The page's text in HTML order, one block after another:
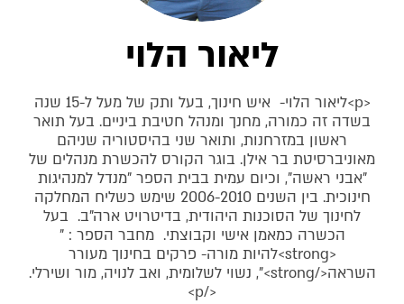
ליאור הלוי
<p>ליאור הלוי- איש חינוך, בעל ותק של מעל ל-15 שנה
בשדה זה כמורה, מחנך ומנהל חטיבת ביניים. בעל תואר
ראשון במזרחנות, ותואר שני בהיסטוריה שניהם
מאוניברסיטת בר אילן. בוגר הקורס להכשרת מנהלים של
"אבני ראשה", וכיום עמית בבית הספר "מנדל למנהיגות
חינוכית. בין השנים 2006-2010 שימש כשליח המחלקה
לחינוך של הסוכנות היהודית, בדיטרויט ארה"ב. בעל
הכשרה כמאמן אישי וקבוצתי. מחבר הספר : "
<strong>להיות מורה- פרקים בחינוך מעורר
השראה</strong>", נשוי לשלומית, ואב לנויה, מור ושירלי.
</p>